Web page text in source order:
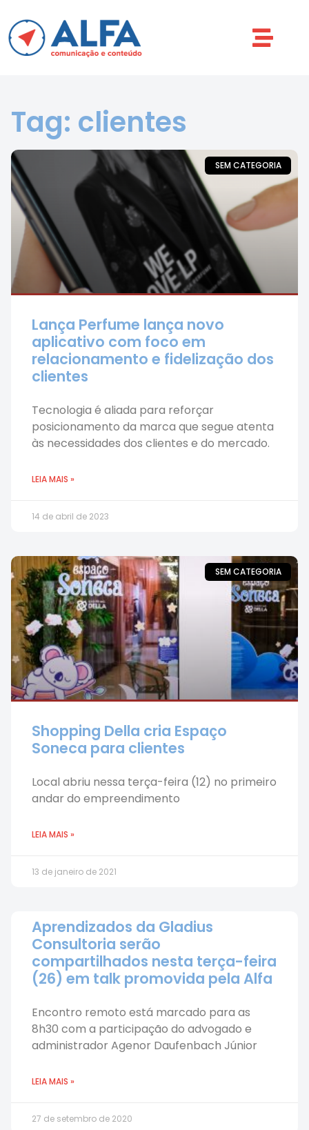
Tag: clientes
SEM CATEGORIA
Lança Perfume lança novo
aplicativo com foco em
relacionamento e fidelização dos
clientes
Tecnologia é aliada para reforçar
posicionamento da marca que segue atenta
às necessidades dos clientes e do mercado.
LEIA MAIS »
14 de abril de 2023
SEM CATEGORIA
Shopping Della cria Espaço
Soneca para clientes
Local abriu nessa terça-feira (12) no primeiro
andar do empreendimento
LEIA MAIS »
13 de janeiro de 2021
Aprendizados da Gladius
Consultoria serão
compartilhados nesta terça-feira
(26) em talk promovida pela Alfa
Encontro remoto está marcado para as
8h30 com a participação do advogado e
administrador Agenor Daufenbach Júnior
LEIA MAIS »
27 de setembro de 2020